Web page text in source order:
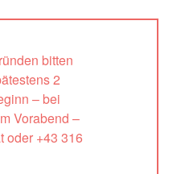
bitten
2
– bei
Vorabend –
oder +43 316